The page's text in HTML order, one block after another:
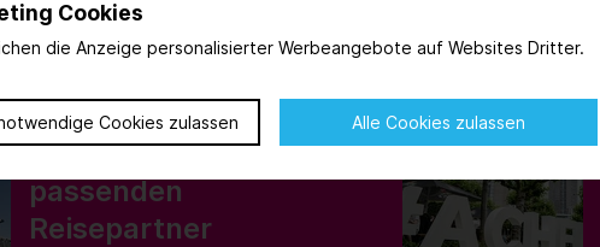
Cookies
die Anzeige personalisierter Werbeangebote auf Websites Dritter.
Cookies zulassen Alle Cookies zulassen
Einzel- und Gruppenreisen
Finden Sie die
passenden
Reisepartner